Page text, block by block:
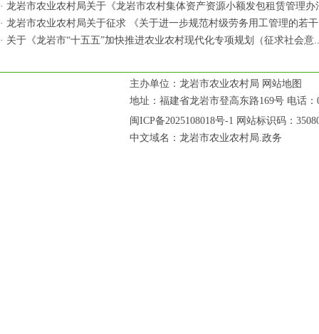
· 龙岩市农业农村局关于《龙岩市农村集体资产资源小额发包租赁管理办
· 龙岩市农业农村局关于征求 《关于进一步规范村级劳务用工管理的若
· 关于《龙岩市“十五五”加快推进农业农村现代化专项规划（征求社会意
主办单位：龙岩市农业农村局 网站地图
地址：福建省龙岩市登高东路169号 电话：
闽ICP备2025108018号-1 网站标识码：
中文域名：龙岩市农业农村局.政务